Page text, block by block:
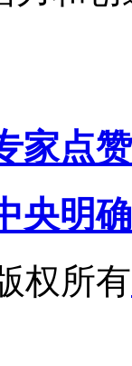
家点
央明
权所有